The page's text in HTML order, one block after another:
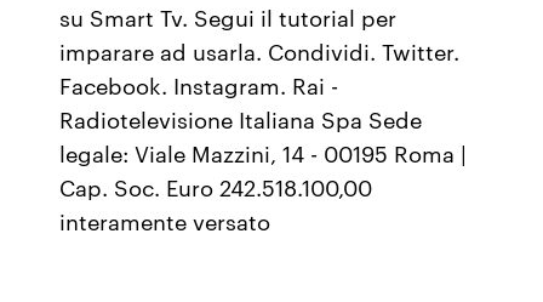
su Smart Tv. Segui il tutorial per
imparare ad usarla. Condividi. Twitter.
Facebook. Instagram. Rai -
Radiotelevisione Italiana Spa Sede
legale: Viale Mazzini, 14 - 00195 Roma |
Cap. Soc. Euro 242.518.100,00
interamente versato